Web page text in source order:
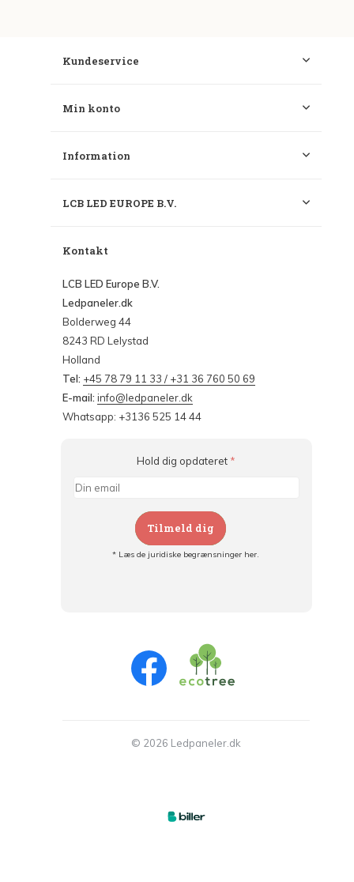
Kundeservice
Min konto
Information
LCB LED EUROPE B.V.
Kontakt
LCB LED Europe B.V.
Ledpaneler.dk
Bolderweg 44
8243 RD Lelystad
Holland
Tel: +45 78 79 11 33 / +31 36 760 50 69
E-mail: info@ledpaneler.dk
Whatsapp: +3136 525 14 44
Hold dig opdateret *
Tilmeld dig
* Læs de juridiske begrænsninger her.
© 2026 Ledpaneler.dk